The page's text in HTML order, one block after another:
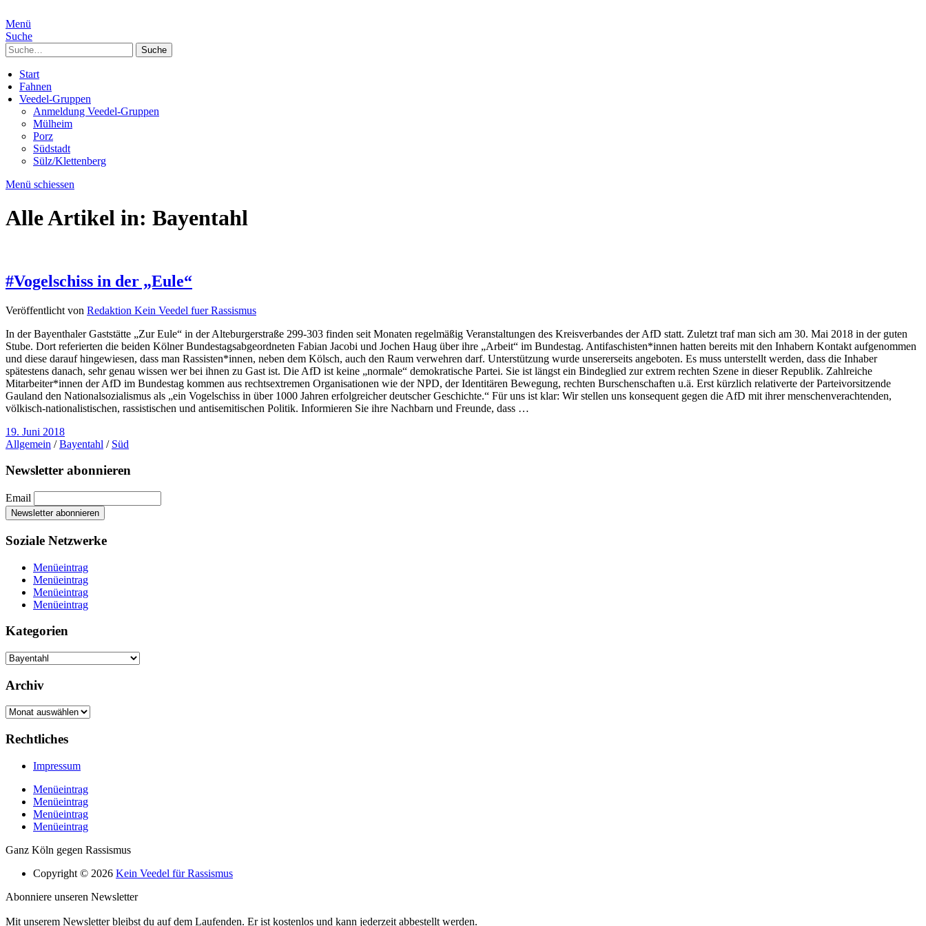
Menü
Suche
Suche
Start
Fahnen
Veedel-Gruppen
Anmeldung Veedel-Gruppen
Mülheim
Porz
Südstadt
Sülz/Klettenberg
Menü schiessen
Alle Artikel in: Bayentahl
#Vogelschiss in der „Eule“
Veröffentlicht von Redaktion Kein Veedel fuer Rassismus
In der Bayenthaler Gaststätte „Zur Eule“ in der Alteburgerstraße 299-303 finden seit Monaten regelmäßig Veranstaltungen des Kreisverbandes der AfD statt. Zuletzt traf man sich am 30. Mai 2018 in der guten
Stube. Dort referierten die beiden Kölner Bundestagsabgeordneten Fabian Jacobi und Jochen Haug über ihre „Arbeit“ im Bundestag. Antifaschisten*innen hatten bereits mit den Inhabern Kontakt aufgenommen
und diese darauf hingewiesen, dass man Rassisten*innen, neben dem Kölsch, auch den Raum verwehren darf. Unterstützung wurde unsererseits angeboten. Es muss unterstellt werden, dass die Inhaber
spätestens danach, sehr genau wissen wer bei ihnen zu Gast ist. Die AfD ist keine „normale“ demokratische Partei. Sie ist längst ein Bindeglied zur extrem rechten Szene in dieser Republik. Zahlreiche
Mitarbeiter*innen der AfD im Bundestag kommen aus rechtsextremen Organisationen wie der NPD, der Identitären Bewegung, rechten Burschenschaften u.ä. Erst kürzlich relativerte der Parteivorsitzende
Gauland den Nationalsozialismus als „ein Vogelschiss in über 1000 Jahren erfolgreicher deutscher Geschichte.“ Für uns ist klar: Wir stellen uns konsequent gegen die AfD mit ihrer menschenverachtenden,
völkisch-nationalistischen, rassistischen und antisemitischen Politik. Informieren Sie ihre Nachbarn und Freunde, dass …
19. Juni 2018
Allgemein /Bayentahl / Süd
Newsletter abonnieren
Email
Soziale Netzwerke
Menüeintrag
Menüeintrag
Menüeintrag
Menüeintrag
Kategorien
Kategorien
Archiv
Archiv
Rechtliches
Impressum
Menüeintrag
Menüeintrag
Menüeintrag
Menüeintrag
Ganz Köln gegen Rassismus
Copyright © 2026 Kein Veedel für Rassismus
Abonniere unseren Newsletter
Mit unserem Newsletter bleibst du auf dem Laufenden. Er ist kostenlos und kann jederzeit abbestellt werden.